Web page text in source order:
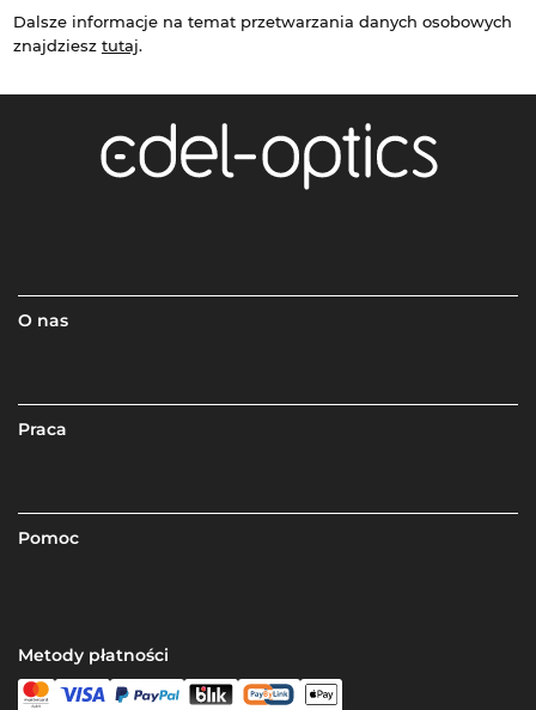
Dalsze informacje na temat przetwarzania danych osobowych
znajdziesz tutaj.
O nas
Praca
Pomoc
Metody płatności